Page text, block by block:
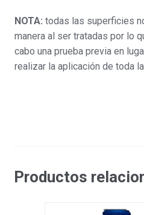
NOTA: todas las superficies
manera al ser tratadas por lo
cabo una prueba previa en
realizar la aplicación de toda
Productos